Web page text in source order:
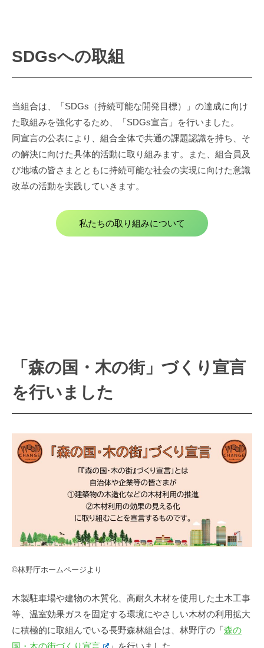
SDGsへの取組
当組合は、「SDGs（持続可能な開発目標）」の達成に向け
た取組みを強化するため、「SDGs宣言」を行いました。
同宣言の公表により、組合全体で共通の課題認識を持ち、そ
の解決に向けた具体的活動に取り組みます。また、組合員及
び地域の皆さまとともに持続可能な社会の実現に向けた意識
改革の活動を実践していきます。
私たちの取り組みについて
「森の国・木の街」づくり宣言
を行いました
©林野庁ホームページより
木製駐車場や建物の木質化、高耐久木材を使用した土木工事
等、温室効果ガスを固定する環境にやさしい木材の利用拡大
に積極的に取組んでいる長野森林組合は、林野庁の「森の
国・木の街づくり宣言
」を行いました。